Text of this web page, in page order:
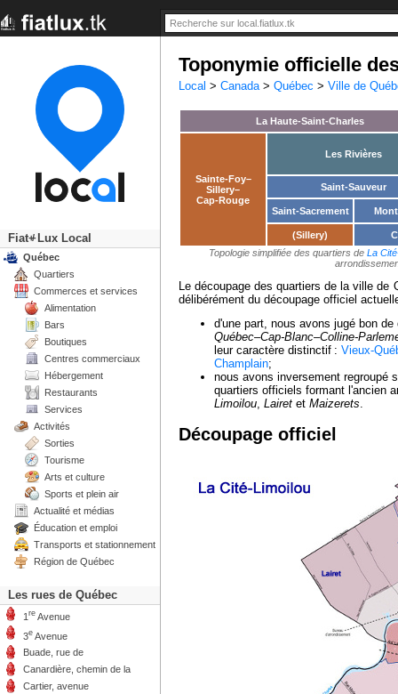
Toponymie officielle
Local > Canada> Québec > Ville de
La Haute-Saint-Charles
Sainte-Foy–
Sillery–
Cap-Rouge
Les Rivières
Saint-Sauveur
Saint-Sacrement
(Sillery)
Topologie simplifiée des quartiers de La
Le découpage des quartiers de la ville de
délibérément du découpage officiel
d'une part, nous avons jugé bon
Québec–Cap-Blanc–Colline-
leur caractère distinctif : Vieux-
Champlain;
nous avons inversement regroupé
quartiers officiels formant l'ancien
Limoilou, Lairet et Maizerets.
Découpage officiel
Fiat+/- Lux Local
Québec
Quartiers
Commerces et services
Alimentation
Bars
Boutiques
Centres commerciaux
Hébergement
Restaurants
Services
Activités
Sorties
Tourisme
Arts et culture
Sports et plein air
Actualité et médias
Éducation et emploi
Transports et stationnement
Région de Québec
Les rues de Québec
1 re Avenue
3e Avenue
Buade, rue de
Canardière, chemin de la
Cartier, avenue